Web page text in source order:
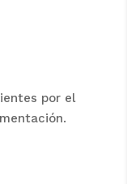
por el